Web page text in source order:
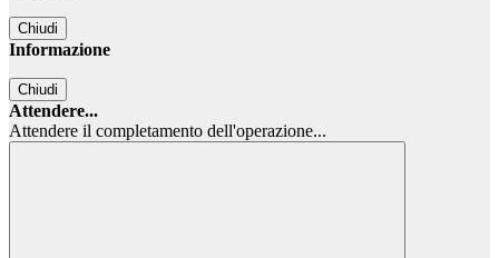
Chiudi
Informazione
Chiudi
Attendere...
Attendere il completamento dell'operazione...